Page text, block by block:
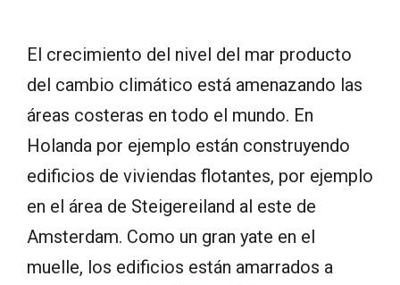
El crecimiento del nivel del mar producto
del cambio climático está amenazando las
áreas costeras en todo el mundo. En
Holanda por ejemplo están construyendo
edificios de viviendas flotantes, por ejemplo
en el área de Steigereiland al este de
Amsterdam. Como un gran yate en el
muelle, los edificios están amarrados a